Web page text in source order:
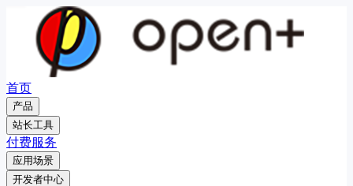
首页
产品
站长工具
付费服务
应用场景
开发者中心